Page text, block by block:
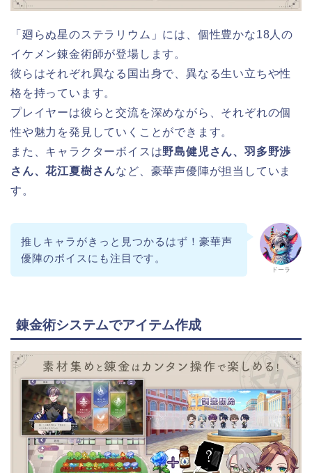
「廻らぬ星のステラリウム」には、個性豊かな18人の
イケメン錬金術師が登場します。
彼らはそれぞれ異なる国出身で、異なる生い立ちや性
格を持っています。
プレイヤーは彼らと交流を深めながら、それぞれの個
性や魅力を発見していくことができます。
また、キャラクターボイスは野島健児さん、羽多野渉
さん、花江夏樹さんなど、豪華声優陣が担当していま
す。
ドーラ
推しキャラがきっと見つかるはず！豪華声
優陣のボイスにも注目です。
錬金術システムでアイテム作成